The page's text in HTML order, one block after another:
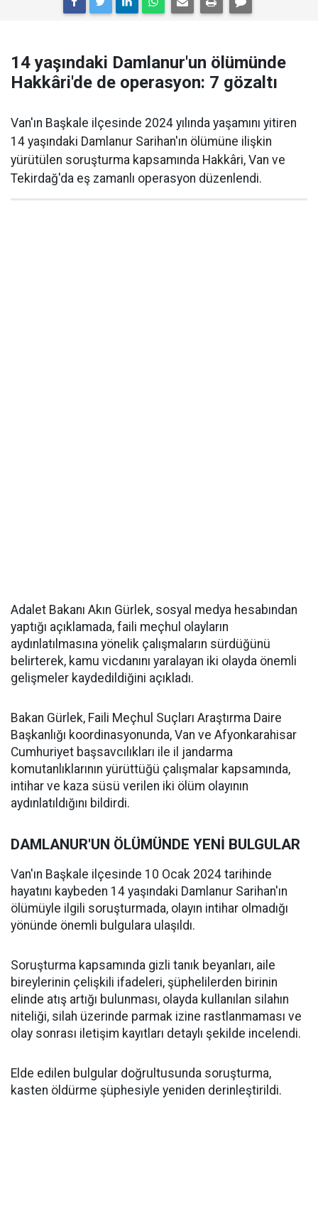
14 yaşındaki Damlanur'un ölümünde
Hakkâri'de de operasyon: 7 gözaltı
Van'ın Başkale ilçesinde 2024 yılında yaşamını yitiren
14 yaşındaki Damlanur Sarihan'ın ölümüne ilişkin
yürütülen soruşturma kapsamında Hakkâri, Van ve
Tekirdağ'da eş zamanlı operasyon düzenlendi.
Adalet Bakanı Akın Gürlek, sosyal medya hesabından
yaptığı açıklamada, faili meçhul olayların
aydınlatılmasına yönelik çalışmaların sürdüğünü
belirterek, kamu vicdanını yaralayan iki olayda önemli
gelişmeler kaydedildiğini açıkladı.
Bakan Gürlek, Faili Meçhul Suçları Araştırma Daire
Başkanlığı koordinasyonunda, Van ve Afyonkarahisar
Cumhuriyet başsavcılıkları ile il jandarma
komutanlıklarının yürüttüğü çalışmalar kapsamında,
intihar ve kaza süsü verilen iki ölüm olayının
aydınlatıldığını bildirdi.
DAMLANUR'UN ÖLÜMÜNDE YENİ BULGULAR
Van'ın Başkale ilçesinde 10 Ocak 2024 tarihinde
hayatını kaybeden 14 yaşındaki Damlanur Sarihan'ın
ölümüyle ilgili soruşturmada, olayın intihar olmadığı
yönünde önemli bulgulara ulaşıldı.
Soruşturma kapsamında gizli tanık beyanları, aile
bireylerinin çelişkili ifadeleri, şüphelilerden birinin
elinde atış artığı bulunması, olayda kullanılan silahın
niteliği, silah üzerinde parmak izine rastlanmaması ve
olay sonrası iletişim kayıtları detaylı şekilde incelendi.
Elde edilen bulgular doğrultusunda soruşturma,
kasten öldürme şüphesiyle yeniden derinleştirildi.